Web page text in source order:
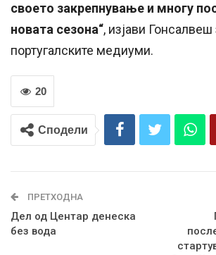
своето закрепнување и многу
новата сезона“, изјави Гонсалвеш
португалските медиуми.
20
Сподели
ПРЕТХОДНА
Дел од Центар денеска
без вода